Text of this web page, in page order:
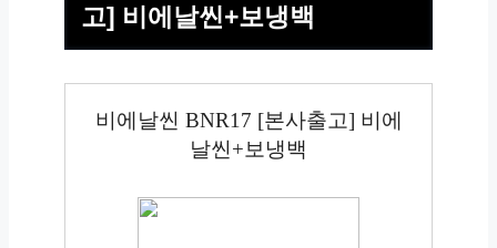
고] 비에날씬+보냉백
비에날씬 BNR17 [본사출고] 비에
날씬+보냉백